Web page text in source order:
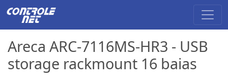
Areca ARC-7116MS-HR3 - USB
storage rackmount 16 baias